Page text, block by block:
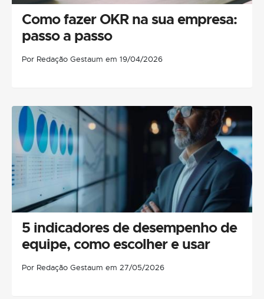
Como fazer OKR na sua empresa:
passo a passo
Por Redação Gestaum em 19/04/2026
5 indicadores de desempenho de
equipe, como escolher e usar
Por Redação Gestaum em 27/05/2026